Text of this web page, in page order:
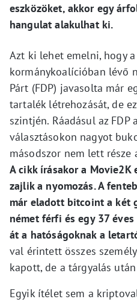
eszközöket, akkor egy
hangulat alakulhat ki.
Azt ki lehet emelni, hogy
kormánykoalícióban lévő
Párt (FDP) javasolta már
tartalék létrehozását, de
szintjén. Ráadásul az
választásokon nagyot
másodszor nem lett része
A cikk írásakor a
zajlik a nyomozás. A
már eladott bitcoint a két
német férfi és egy 37
át a hatóságoknak a
val érintett összes
kapott, de a tárgyalás
Egyik ítélet sem a